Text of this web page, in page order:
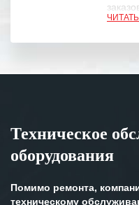
Техническое
оборудования
Помимо ремонта,
техническому